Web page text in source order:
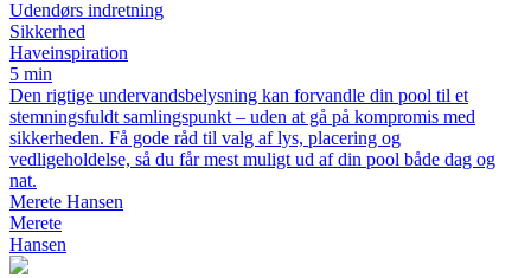
Udendørs indretning
Sikkerhed
Haveinspiration
5 min
Den rigtige undervandsbelysning kan forvandle din pool til et
stemningsfuldt samlingspunkt – uden at gå på kompromis med
sikkerheden. Få gode råd til valg af lys, placering og
vedligeholdelse, så du får mest muligt ud af din pool både dag og
nat.
Merete Hansen
Merete
Hansen